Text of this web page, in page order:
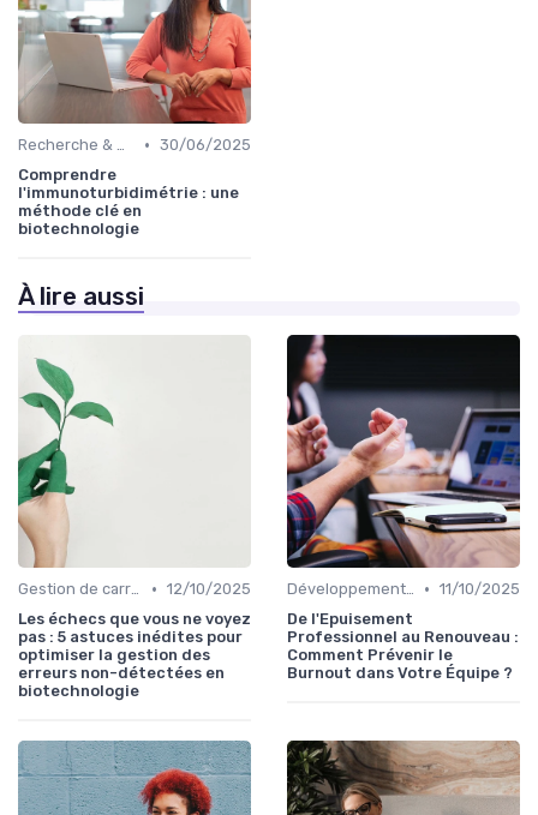
Recherche & Développement • 30/06/2025
Comprendre
l'immunoturbidimétrie : une
méthode clé en
biotechnologie
À lire aussi
Gestion de carrière • 12/10/2025
Les échecs que vous ne voyez
pas : 5 astuces inédites pour
optimiser la gestion des
erreurs non-détectées en
biotechnologie
Développement personnel • 11/10/2025
De l'Epuisement
Professionnel au Renouveau :
Comment Prévenir le
Burnout dans Votre Équipe ?